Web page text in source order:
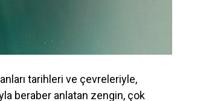
tarihleri ve çevreleriyle,
beraber anlatan zengin, çok